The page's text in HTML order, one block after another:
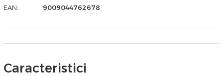
EAN:
9009044762678
Caracteristici